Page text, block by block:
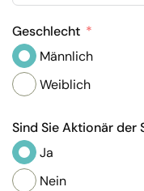
Geschlecht
Männlich
Weiblich
Sind Sie Aktionär der
Ja
Nein